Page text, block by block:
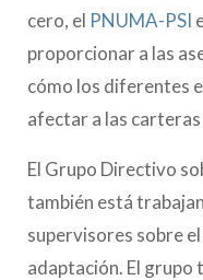
cero, el PNUMA-PSI
proporcionar a las
cómo los diferentes
afectar a las
El Grupo Directivo
también está
supervisores sobre
adaptación. El grupo